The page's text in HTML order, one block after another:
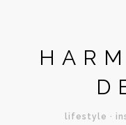
lifestyle ·